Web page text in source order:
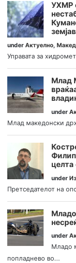
УХМР
under Актуелно,
Управата за
Млад
under
Млад македонски
under
Претседателот на
under
Младо
попладнево во...